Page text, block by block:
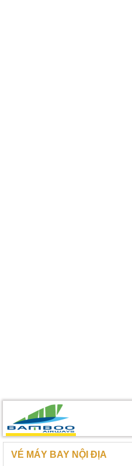
VÉ MÁY BAY NỘI ĐỊA